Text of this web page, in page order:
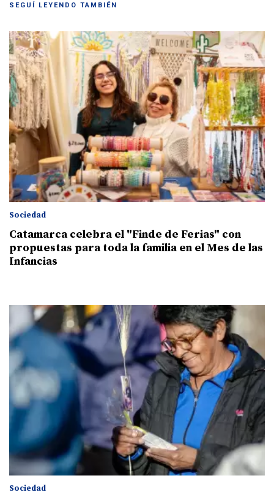
SEGUÍ LEYENDO TAMBIÉN
Sociedad
Catamarca celebra el "Finde de Ferias" con
propuestas para toda la familia en el Mes de las
Infancias
Sociedad